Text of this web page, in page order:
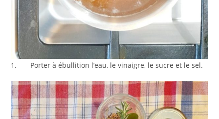
1. Porter à ébullition l’eau, le vinaigre, le sucre et le sel.